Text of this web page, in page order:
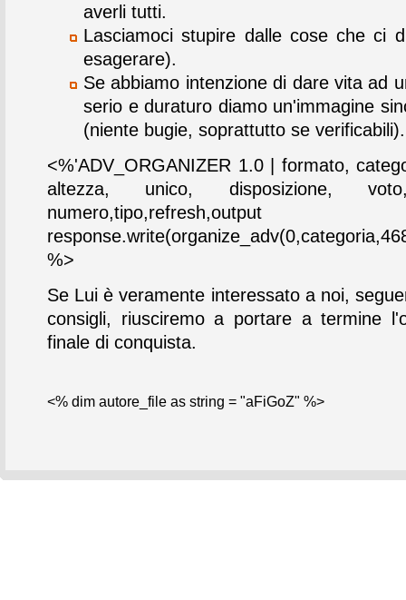
averli tutti.
Lasciamoci stupire dalle cose che ci
esagerare).
Se abbiamo intenzione di dare vita ad
serio e duraturo diamo un'immagine
(niente bugie, soprattutto se verificabili).
<%'ADV_ORGANIZER 1.0 | formato,
altezza, unico, disposizione,
numero,tipo,refresh,output
%>
Se Lui è veramente interessato a noi,
consigli, riusciremo a portare a termine
finale di conquista.
<% dim autore_file as string = "aFiGoZ" %>